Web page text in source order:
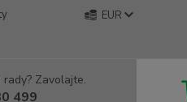
EUR
rady? Zavolajte.
499